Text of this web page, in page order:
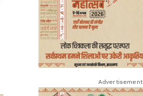
Advertisement